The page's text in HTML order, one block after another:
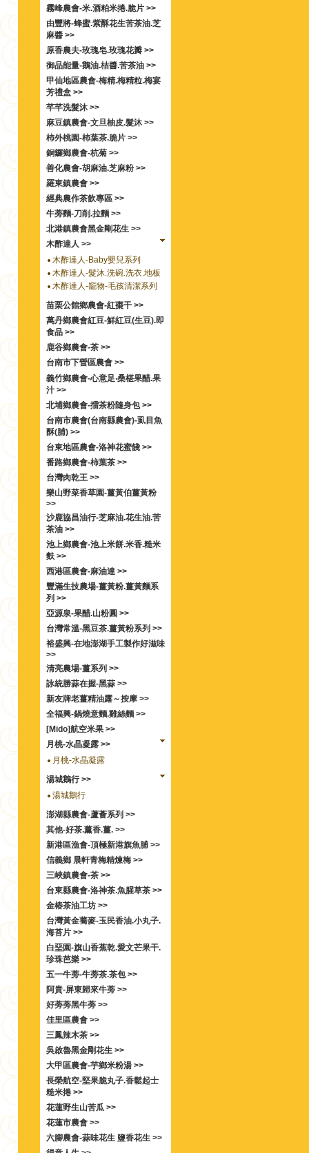
霧峰農會-米.酒粕米捲.脆片 >>
由豐將-蜂蜜.紫酥花生苦茶油.芝
麻醬 >>
原香農夫-玫瑰皂.玫瑰花瓣 >>
御品能量-鵝油.桔醬.苦茶油 >>
甲仙地區農會-梅精.梅精粒.梅宴
芳禮盒 >>
芊芊洗髮沐 >>
麻豆鎮農會-文旦柚皮.髮沐 >>
柿外桃園-柿葉茶.脆片 >>
銅鑼鄉農會-杭菊 >>
善化農會-胡麻油.芝麻粉 >>
羅東鎮農會 >>
經典農作茶飲專區 >>
牛蒡麵-刀削.拉麵 >>
北港鎮農會黑金剛花生 >>
木酢達人 >>
木酢達人-Baby嬰兒系列
木酢達人-髮沐.洗碗.洗衣.地板
木酢達人-竉物-毛孩清潔系列
苗栗公館鄉農會-紅棗干 >>
萬丹鄉農會紅豆-鮮紅豆(生豆).即
食品 >>
鹿谷鄉農會-茶 >>
台南市下營區農會 >>
義竹鄉農會-心意足‧桑椹果醋.果
汁 >>
北埔鄉農會-擂茶粉隨身包 >>
台南市農會(台南縣農會)-虱目魚
酥(脯) >>
台東地區農會-洛神花蜜餞 >>
番路鄉農會-柿葉茶 >>
台灣肉乾王 >>
樂山野菜香草園-薑黃伯薑黃粉
>>
沙鹿協昌油行-芝麻油.花生油.苦
茶油 >>
池上鄉農會-池上米餅.米香.糙米
麩 >>
西港區農會-麻油達 >>
豐滿生技農場-薑黃粉.薑黃麵系
列 >>
亞源泉-果醋.山粉圓 >>
台灣常溫-黑豆茶.薑黃粉系列 >>
裕盛興-在地澎湖手工製作好滋味
>>
清亮農場-薑系列 >>
詠統勝蒜在握-黑蒜 >>
新友牌老薑精油露～按摩 >>
全福興-鍋燒意麵.雞絲麵 >>
[Mido]航空米果 >>
月桃-水晶凝露 >>
月桃-水晶凝露
湯城鵝行 >>
湯城鵝行
澎湖縣農會-蘆薈系列 >>
其他-好茶.薰香.薑. >>
新港區漁會-頂極新港旗魚脯 >>
信義鄉 晨軒青梅精煉梅 >>
三峽鎮農會-茶 >>
台東縣農會-洛神茶.魚腥草茶 >>
金椿茶油工坊 >>
台灣黃金蕎麥-玉民香油.小丸子.
海苔片 >>
白堊園-旗山香蕉乾.愛文芒果干.
珍珠芭樂 >>
五一牛蒡-牛蒡茶.茶包 >>
阿貴-屏東歸來牛蒡 >>
好蒡蒡黑牛蒡 >>
佳里區農會 >>
三鳳辣木茶 >>
吳啟魯黑金剛花生 >>
大甲區農會-芋鄉米粉湯 >>
長榮航空-堅果脆丸子.香鬆起士
糙米捲 >>
花蓮野生山苦瓜 >>
花蓮市農會 >>
六腳農會-蒜味花生 鹽香花生 >>